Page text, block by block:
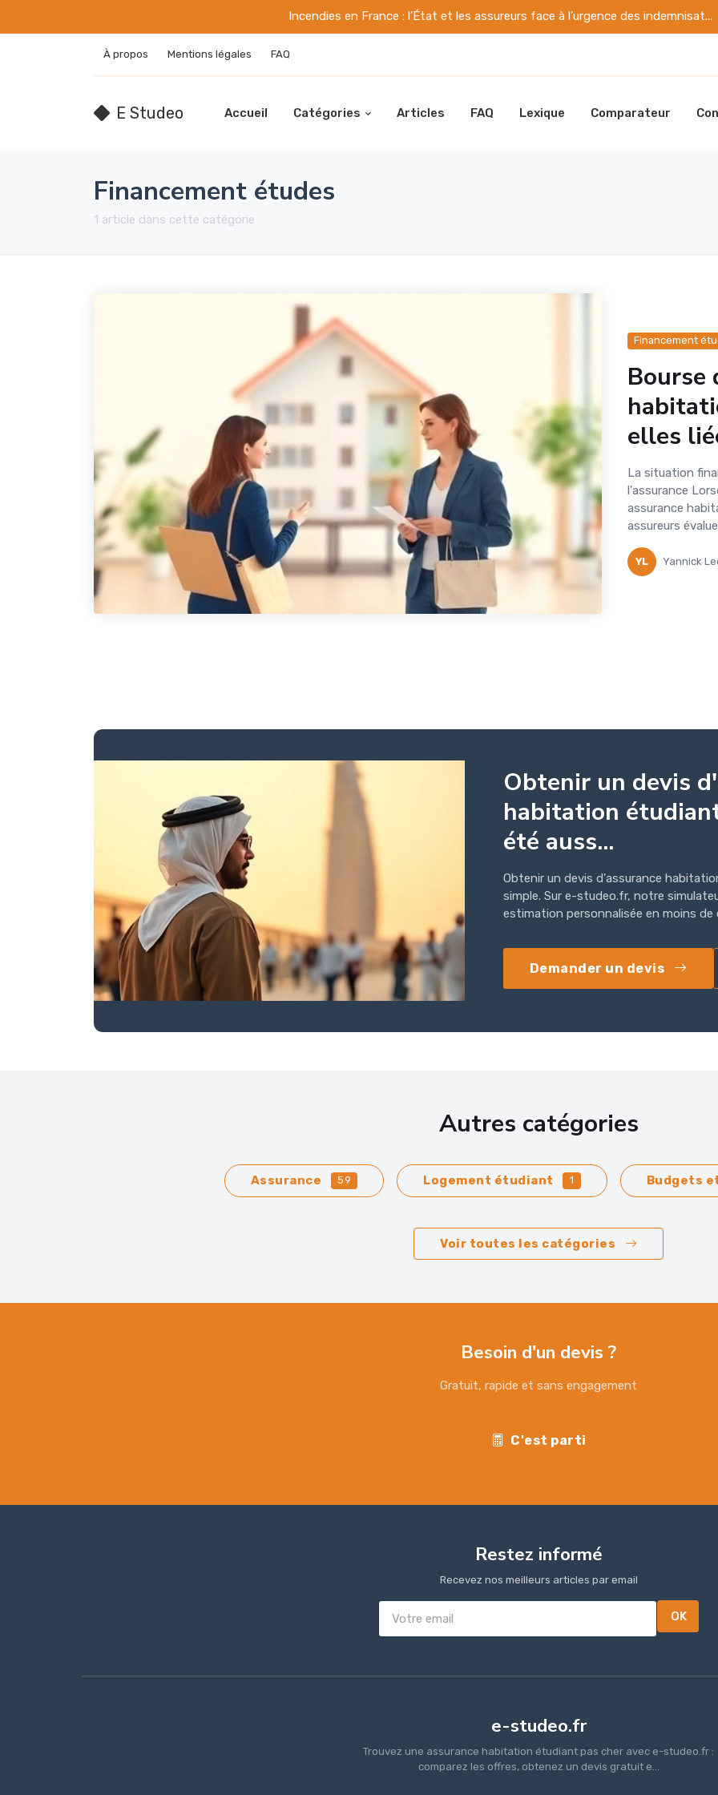
Incendies en France : l’État et les assureurs face à l’urgence des indemnisat...
À propos Mentions légales FAQ
E Studeo Accueil Catégories Articles FAQ Lexique Comparateur
Financement études
1 article dans cette catégorie
Financement
Bourse
elles
La situation
l'assurance
assurance
assureurs
YL Yannick
Obtenir un devis
habitation
été auss...
Obtenir un devis d'assurance
simple. Sur e-studeo.fr, notre
estimation personnalisée en moins de
Demander un devis
Autres catégories
Assurance 59 Logement étudiant 1 Budgets
Voir toutes les catégories
Besoin d'un devis ?
Gratuit, rapide et sans engagement
C'est parti
Restez informé
Recevez nos meilleurs articles par email
OK
e-studeo.fr
Trouvez une assurance habitation étudiant pas cher avec e-studeo.fr :
comparez les offres, obtenez un devis gratuit e...